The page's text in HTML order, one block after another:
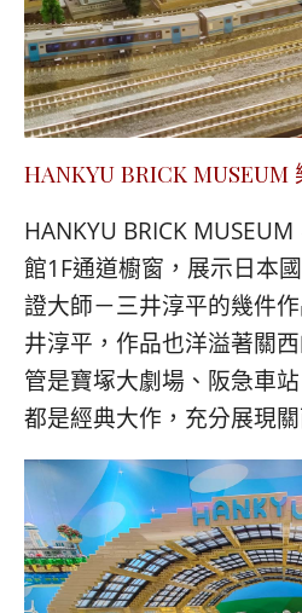
HANKYU BRICK MUSEUM
HANKYU BRICK
館1F通道櫥窗，展示日本
證大師－三井淳平的幾件
井淳平，作品也洋溢著關
管是寶塚大劇場、阪急車
都是經典大作，充分展現